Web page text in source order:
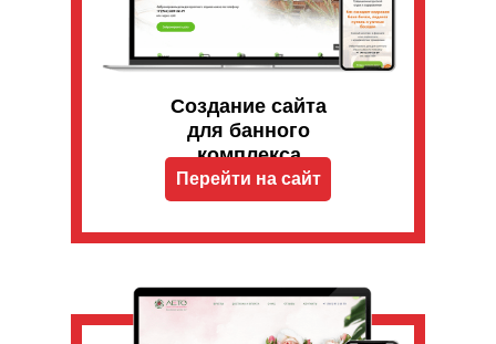
Создание сайта
для банного
комплекса
Перейти на сайт